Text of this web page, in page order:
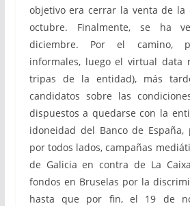
objetivo era cerrar la venta de la
octubre. Finalmente, se ha
diciembre. Por el camino,
informales, luego el virtual data
tripas de la entidad), más
candidatos sobre las
dispuestos a quedarse con la
idoneidad del Banco de España,
por todos lados, campañas
de Galicia en contra de La
fondos en Bruselas por la
hasta que por fin, el 19 de